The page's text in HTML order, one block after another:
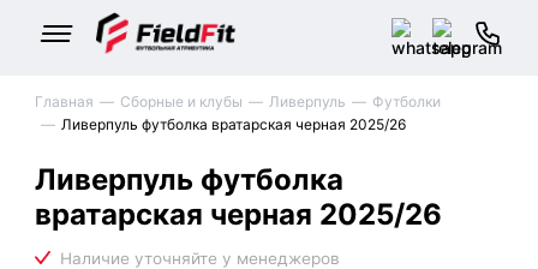
Главная Сборные и клубы Ливерпуль
Футболки
Ливерпуль футболка вратарская черная 2025/26
Ливерпуль футболка
вратарская черная 2025/26